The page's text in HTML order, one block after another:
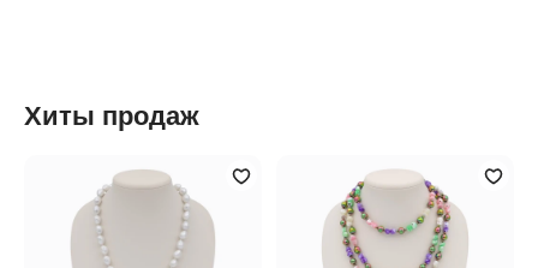
Хиты продаж